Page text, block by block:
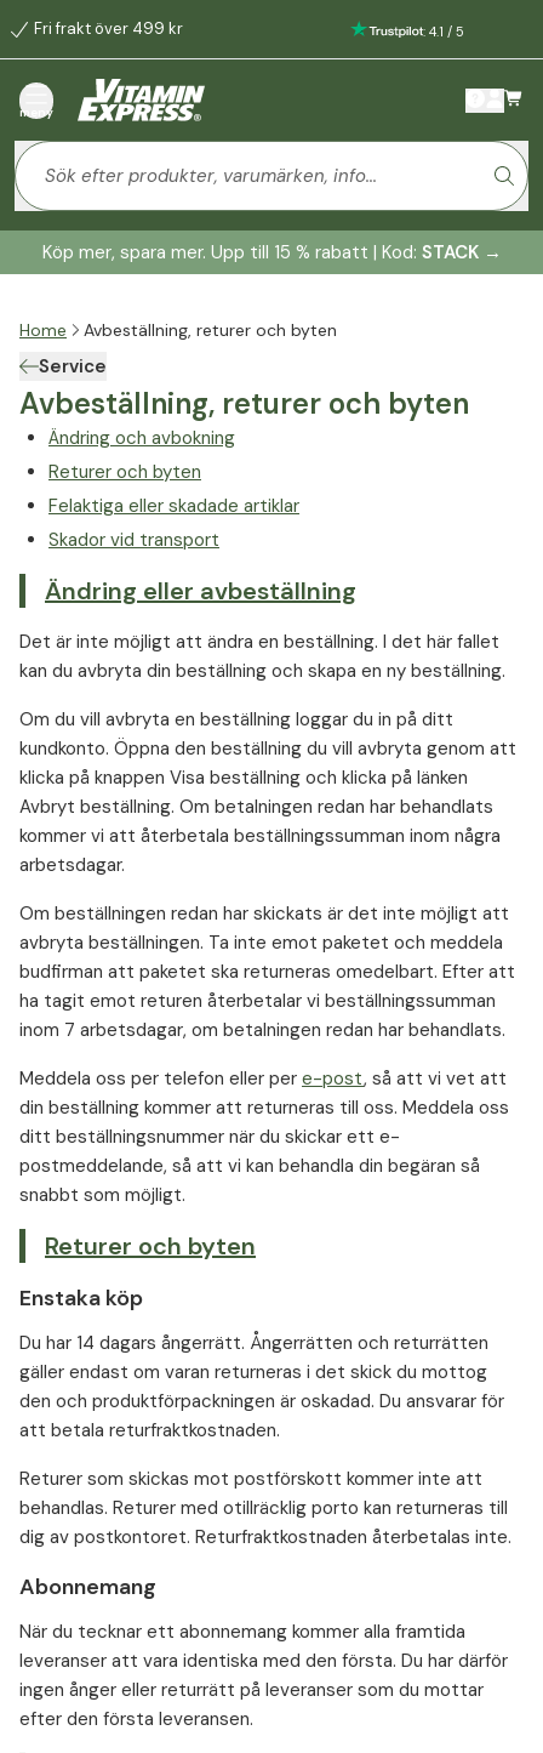
Fri frakt över 499 kr : 4.1 / 5
meny
Köp mer, spara mer. Upp till 15 % rabatt | Kod: STACK→
Home Avbeställning, returer och byten
Service
Avbeställning, returer och byten
Ändring och avbokning
Returer och byten
Felaktiga eller skadade artiklar
Skador vid transport
Ändring eller avbeställning
Det är inte möjligt att ändra en beställning. I det här fallet
kan du avbryta din beställning och skapa en ny beställning.
Om du vill avbryta en beställning loggar du in på ditt
kundkonto. Öppna den beställning du vill avbryta genom att
klicka på knappen Visa beställning och klicka på länken
Avbryt beställning. Om betalningen redan har behandlats
kommer vi att återbetala beställningssumman inom några
arbetsdagar.
Om beställningen redan har skickats är det inte möjligt att
avbryta beställningen. Ta inte emot paketet och meddela
budfirman att paketet ska returneras omedelbart. Efter att
ha tagit emot returen återbetalar vi beställningssumman
inom 7 arbetsdagar, om betalningen redan har behandlats.
Meddela oss per telefon eller per e-post, så att vi vet att
din beställning kommer att returneras till oss. Meddela oss
ditt beställningsnummer när du skickar ett e-
postmeddelande, så att vi kan behandla din begäran så
snabbt som möjligt.
Returer och byten
Enstaka köp
Du har 14 dagars ångerrätt. Ångerrätten och returrätten
gäller endast om varan returneras i det skick du mottog
den och produktförpackningen är oskadad. Du ansvarar för
att betala returfraktkostnaden.
Returer som skickas mot postförskott kommer inte att
behandlas. Returer med otillräcklig porto kan returneras till
dig av postkontoret. Returfraktkostnaden återbetalas inte.
Abonnemang
När du tecknar ett abonnemang kommer alla framtida
leveranser att vara identiska med den första. Du har därför
ingen ånger eller returrätt på leveranser som du mottar
efter den första leveransen.